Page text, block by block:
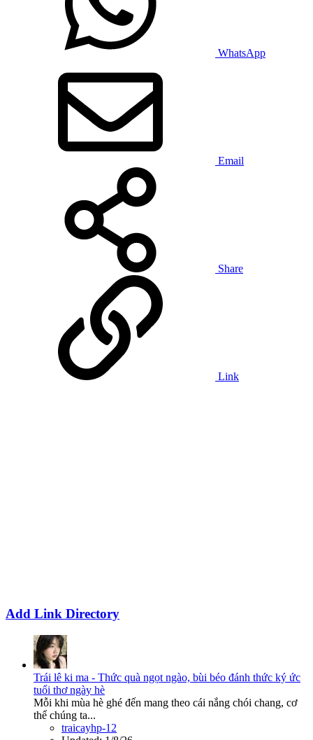
WhatsApp
Email
Share
Link
Add Link Directory
Trái lê ki ma - Thức quà ngọt ngào, bùi béo đánh thức ký ức
tuổi thơ ngày hè
Mỗi khi mùa hè ghé đến mang theo cái nắng chói chang, cơ
thể chúng ta...
traicayhp-12